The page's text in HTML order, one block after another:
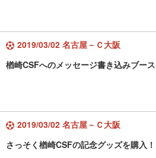
2019/03/02 名古屋－Ｃ大阪
楢崎CSFへのメッセージ書き込みブース
2019/03/02 名古屋－Ｃ大阪
さっそく楢崎CSFの記念グッズを購入！